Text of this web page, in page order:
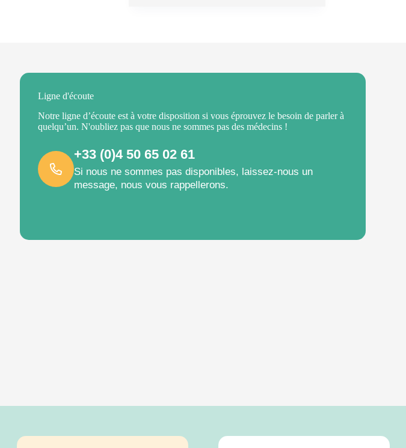
Ligne d'écoute
Notre ligne d’écoute est à votre disposition si vous éprouvez le besoin de parler à
quelqu’un. N'oubliez pas que nous ne sommes pas des médecins !
+33 (0)4 50 65 02 61
Si nous ne sommes pas disponibles, laissez-nous un
message, nous vous rappellerons.